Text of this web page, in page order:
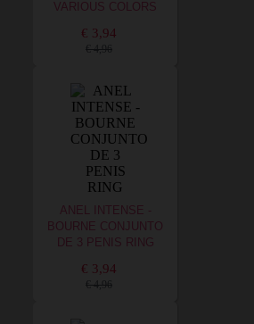
VARIOUS COLORS
€ 3,94
€ 4,96
ANEL INTENSE -
BOURNE CONJUNTO
DE 3 PENIS RING
€ 3,94
€ 4,96